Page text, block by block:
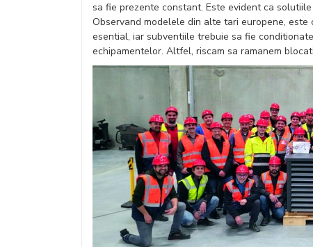
sa fie prezente constant. Este evident ca
Observand modelele din alte tari europene,
esential, iar subventiile trebuie sa fie
echipamentelor. Altfel, riscam sa ramanem